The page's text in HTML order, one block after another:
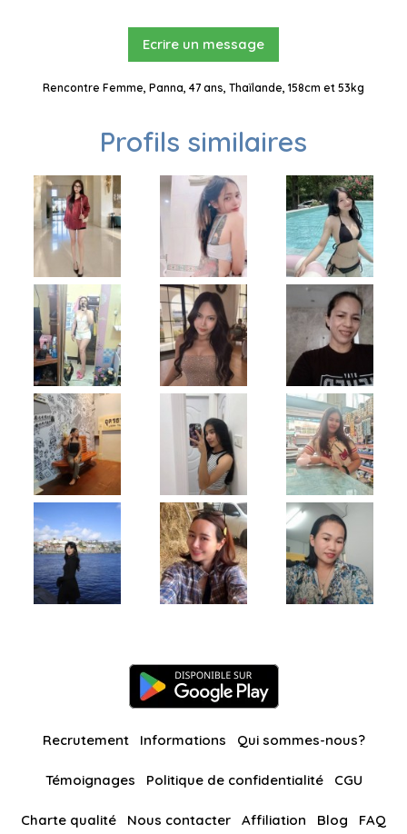
Ecrire un message
Rencontre Femme, Panna, 47 ans, Thaïlande, 158cm et 53kg
Profils similaires
Recrutement Informations Qui sommes-nous?
Témoignages Politique de confidentialité CGU
Charte qualité Nous contacter Affiliation Blog FAQ